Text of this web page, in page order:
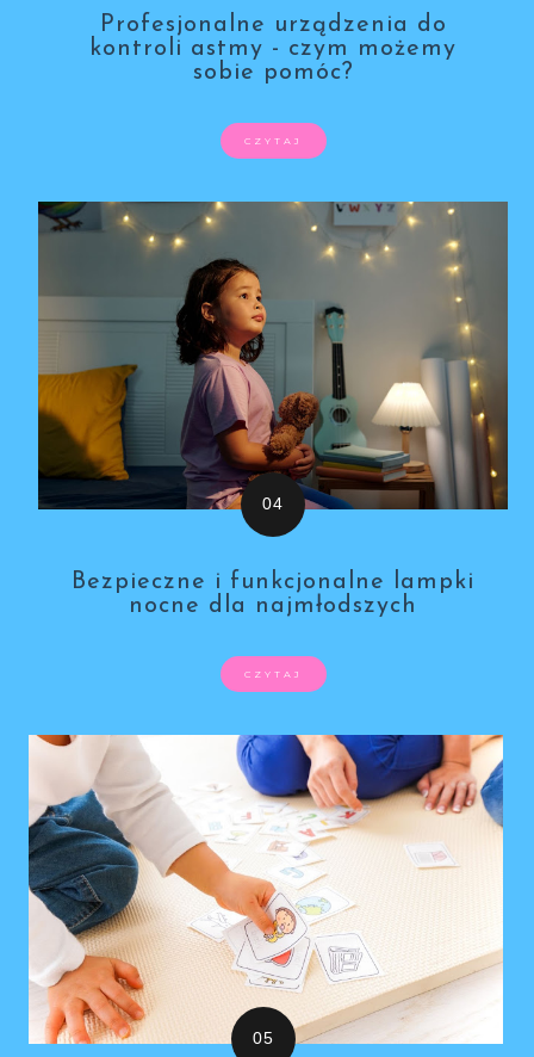
Profesjonalne urządzenia do
kontroli astmy - czym możemy
sobie pomóc?
CZYTAJ
Bezpieczne i funkcjonalne lampki
nocne dla najmłodszych
CZYTAJ